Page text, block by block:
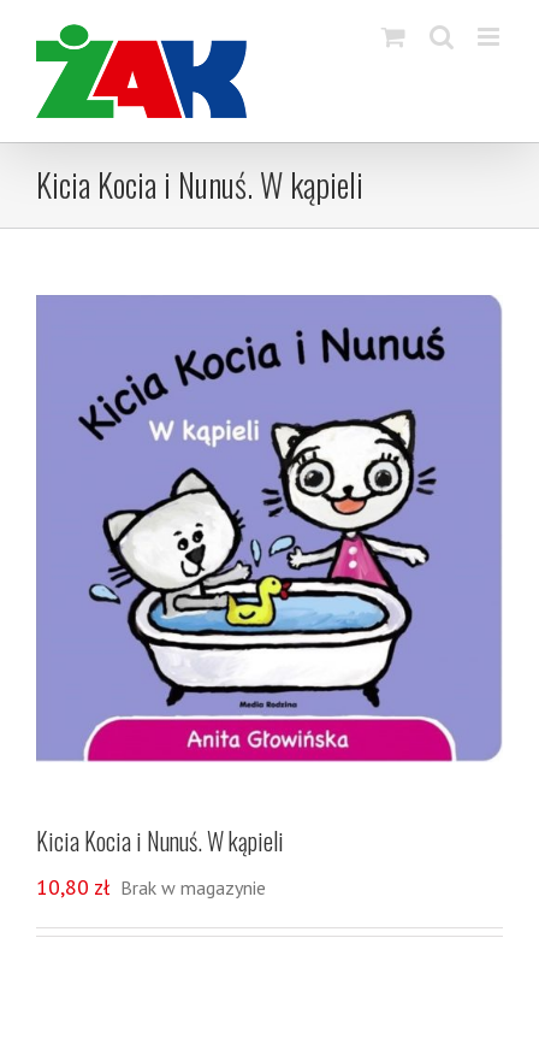
content
Kicia Kocia i Nunuś. W kąpieli
Kicia Kocia i Nunuś. W kąpieli
10,80 zł Brak w magazynie